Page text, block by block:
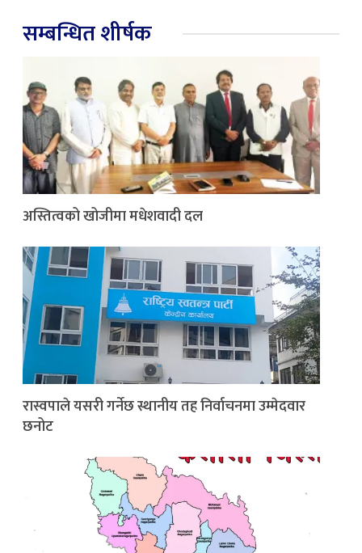
सम्बन्धित शीर्षक
अस्तित्वको खोजीमा मधेशवादी दल
रास्वपाले यसरी गर्नेछ स्थानीय तह निर्वाचनमा उम्मेदवार
छनोट